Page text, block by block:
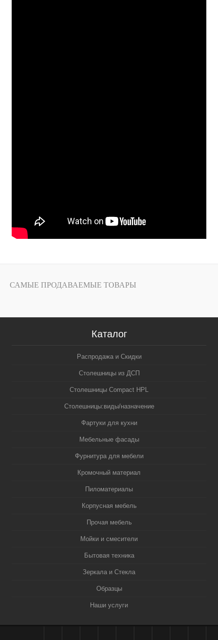
САМЫЕ ПРОДАВАЕМЫЕ ТОВАРЫ
Каталог
Распродажа и Скидки
Столешницы из ДСП
Столешницы Compact HPL
Столешницы:виды/назначение
Фартуки для кухни
Мебельные фасады
Фурнитура для мебели
Кромочный материал
Пиломатериалы
Корпусная мебель
Прочая мебель
Мойки и смесители
Бытовая техника
Зеркала и Стекла
Образцы
Наши услуги